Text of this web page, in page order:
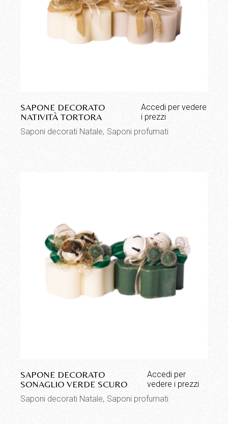
SAPONE DECORATO
NATIVITÀ TORTORA
Accedi per vedere
i prezzi
Saponi decorati Natale Saponi profumati
SAPONE DECORATO
SONAGLIO VERDE SCURO
Accedi per
vedere i prezzi
Saponi decorati Natale Saponi profumati